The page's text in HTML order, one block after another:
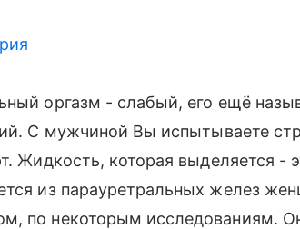
оргазм - слабый, его ещё
С мужчиной Вы испытываете
Жидкость, которая выделяется -
из парауретральных желез
по некоторым исследованиям.